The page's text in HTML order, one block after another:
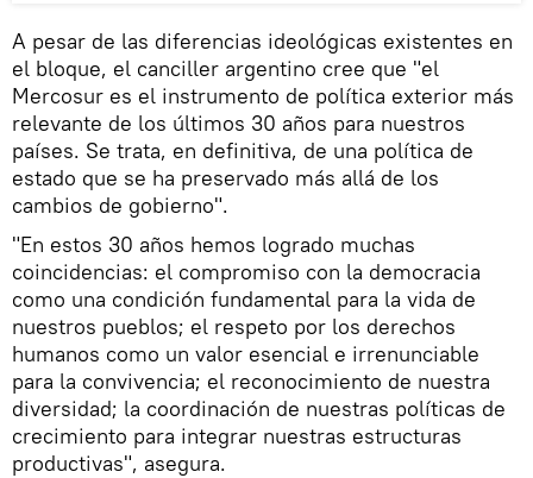
A pesar de las diferencias ideológicas existentes en
el bloque, el canciller argentino cree que "el
Mercosur es el instrumento de política exterior más
relevante de los últimos 30 años para nuestros
países. Se trata, en definitiva, de una política de
estado que se ha preservado más allá de los
cambios de gobierno".
"En estos 30 años hemos logrado muchas
coincidencias: el compromiso con la democracia
como una condición fundamental para la vida de
nuestros pueblos; el respeto por los derechos
humanos como un valor esencial e irrenunciable
para la convivencia; el reconocimiento de nuestra
diversidad; la coordinación de nuestras políticas de
crecimiento para integrar nuestras estructuras
productivas", asegura.